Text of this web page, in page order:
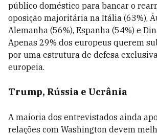
público doméstico para bancar o
oposição majoritária na Itália (63%),
Alemanha (56%), Espanha (54%) e
Apenas 29% dos europeus querem
por uma estrutura de defesa
europeia.
Trump, Rússia e Ucrânia
A maioria dos entrevistados ainda
relações com Washington devem